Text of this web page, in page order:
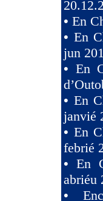
• En
• En
jun
• En
• En
janvié
• En
febrié
• En
abriéu
•